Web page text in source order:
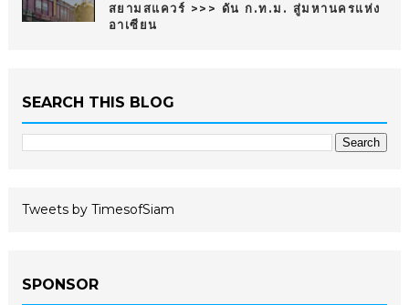
สยามสแควร์ >>> ดัน ก.ท.ม. สู่มหานครแห่ง
อาเซียน
SEARCH THIS BLOG
Tweets by TimesofSiam
SPONSOR